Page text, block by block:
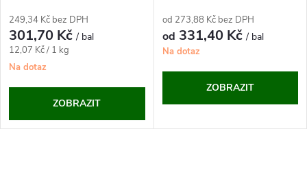
249,34 Kč bez DPH
301,70 Kč/ bal
Měrná
cena:
12,07 Kč / 1 kg
Na dotaz
ZOBRAZIT
od 273,88 Kč bez DPH
od 331,40 Kč/ bal
Na dotaz
ZOBRAZIT